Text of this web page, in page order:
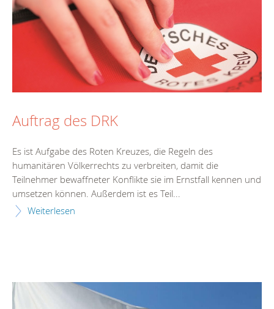
Auftrag des DRK
Es ist Aufgabe des Roten Kreuzes, die Regeln des
humanitären Völkerrechts zu verbreiten, damit die
Teilnehmer bewaffneter Konflikte sie im Ernstfall kennen und
umsetzen können. Außerdem ist es Teil...
Weiterlesen